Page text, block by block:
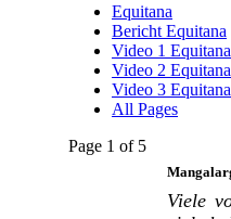
Equitana
Bericht Equitana
Video 1 Equitana
Video 2 Equitana
Video 3 Equitana
All Pages
Page 1 of 5
Viele